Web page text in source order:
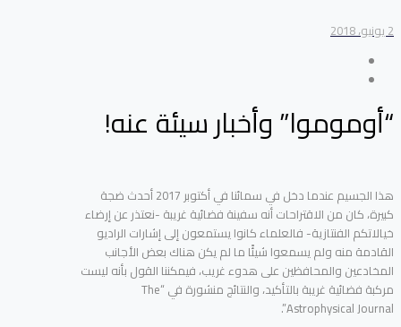
2 يونيو، 2018
“أوموموا” وأخبار سيئة عنه!
هذا الجسيم عندما دخل في سمائنا في أكتوبر 2017 أحدث ضجة
كبيرة، كان من الاقتراحات أنه سفينة فضائية غريبة -نعتذر عن إرضاء
خيالاتكم الفنتازية- فالعلماء كانوا يستمعون إلى إشارات الراديو
القادمة منه ولم يسمعوا شيئًا ما لم يكن هناك بعض الأجانب
المخادعين والمحافظين على هدوء غريب، فيمكننا القول بأنه ليست
مركبة فضائية غريبة بالتأكيد، والنتائج منشورة في “The
Astrophysical Journal”.